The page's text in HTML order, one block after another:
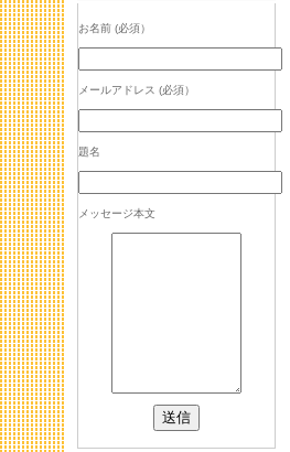
お名前 (必須）
メールアドレス (必須）
題名
メッセージ本文